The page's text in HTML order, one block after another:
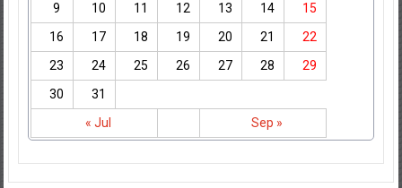
« Jul Sep »
9
10 11 12 13 14
15
16
17 18 19 20 21
22
23
24 25 26 27 28
29
30
31